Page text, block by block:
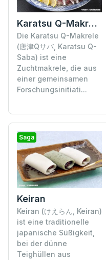
Karatsu Q-Makrele
Die Karatsu Q-Makrele
(唐津Qサバ, Karatsu Q-
Saba) ist eine
Zuchtmakrele, die aus
einer gemeinsamen
Forschungsinitiati...
Saga
Keiran
Keiran (けえらん, Keiran)
ist eine traditionelle
japanische Süßigkeit,
bei der dünne
Teighüllen aus